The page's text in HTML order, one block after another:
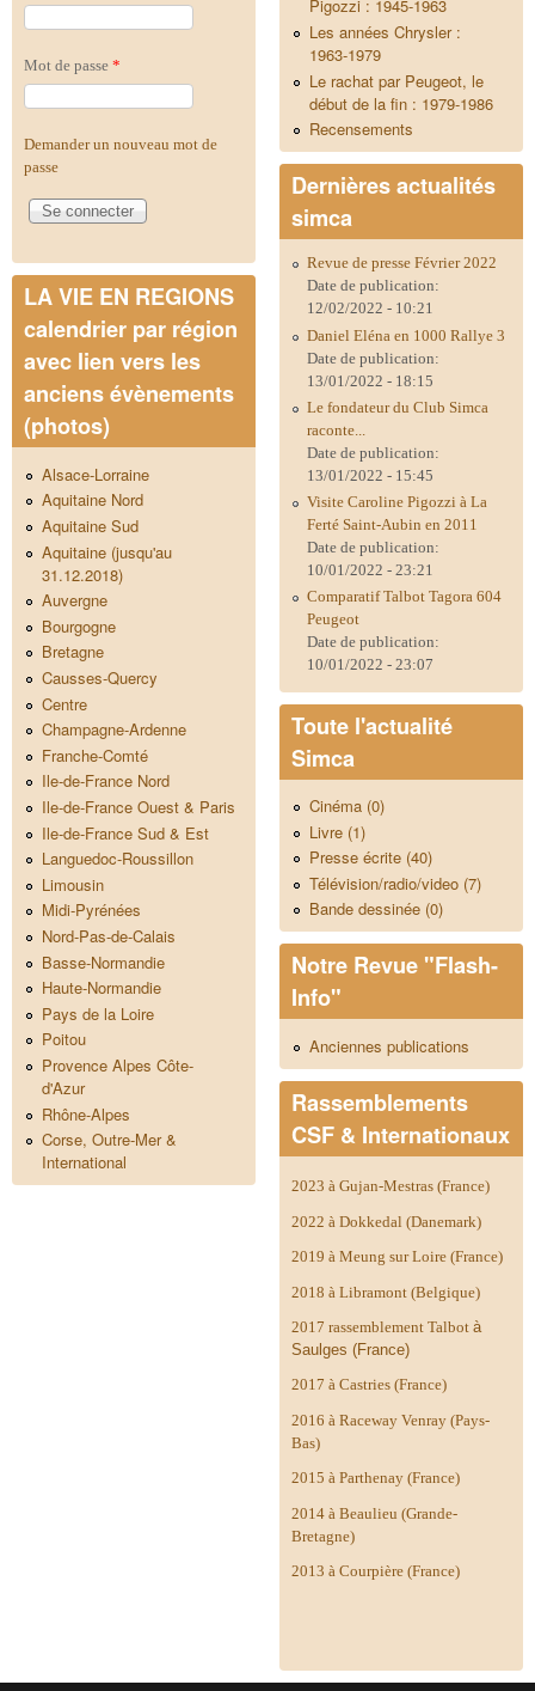
Mot de passe *
Demander un nouveau mot de
passe
LA VIE EN REGIONS
calendrier par région
avec lien vers les
anciens évènements
(photos)
Alsace-Lorraine
Aquitaine Nord
Aquitaine Sud
Aquitaine (jusqu'au
31.12.2018)
Auvergne
Bourgogne
Bretagne
Causses-Quercy
Centre
Champagne-Ardenne
Franche-Comté
Ile-de-France Nord
Ile-de-France Ouest & Paris
Ile-de-France Sud & Est
Languedoc-Roussillon
Limousin
Midi-Pyrénées
Nord-Pas-de-Calais
Basse-Normandie
Haute-Normandie
Pays de la Loire
Poitou
Provence Alpes Côte-
d'Azur
Rhône-Alpes
Corse, Outre-Mer &
International
Pigozzi : 1945-1963
Les années Chrysler :
1963-1979
Le rachat par Peugeot, le
début de la fin : 1979-1986
Recensements
Dernières actualités
simca
Revue de presse Février 2022
Date de publication:
12/02/2022 - 10:21
Daniel Eléna en 1000 Rallye 3
Date de publication:
13/01/2022 - 18:15
Le fondateur du Club Simca
raconte...
Date de publication:
13/01/2022 - 15:45
Visite Caroline Pigozzi à La
Ferté Saint-Aubin en 2011
Date de publication:
10/01/2022 - 23:21
Comparatif Talbot Tagora 604
Peugeot
Date de publication:
10/01/2022 - 23:07
Toute l'actualité
Simca
Cinéma (0)
Livre (1)
Presse écrite (40)
Télévision/radio/video (7)
Bande dessinée (0)
Notre Revue "Flash-
Info"
Anciennes publications
Rassemblements
CSF & Internationaux
2023 à Gujan-Mestras (France)
2022 à Dokkedal (Danemark)
2019 à Meung sur Loire (France)
2018 à Libramont (Belgique)
2017 rassemblement Talbot à
Saulges (France)
2017 à Castries (France)
2016 à Raceway Venray (Pays-
Bas)
2015 à Parthenay (France)
2014 à Beaulieu (Grande-
Bretagne)
2013 à Courpière (France)